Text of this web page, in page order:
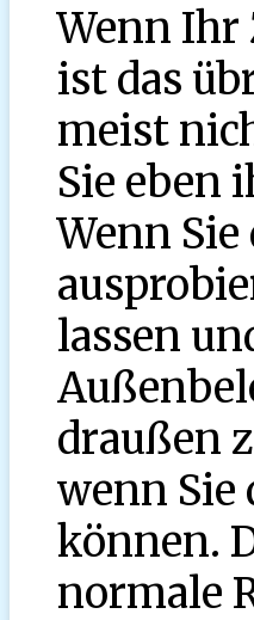
Wenn
ist das
meist
Sie eben
Wenn
lassen
draußen
wenn Sie
können.
normale